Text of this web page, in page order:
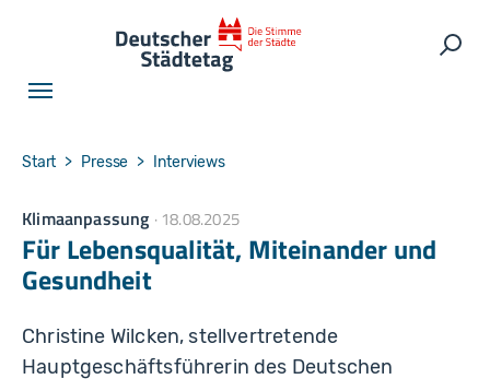
You are here:
Start Presse Interviews
Klimaanpassung 18.08.2025
Für Lebensqualität, Miteinander und
Gesundheit
Christine Wilcken, stellvertretende
Hauptgeschäftsführerin des Deutschen